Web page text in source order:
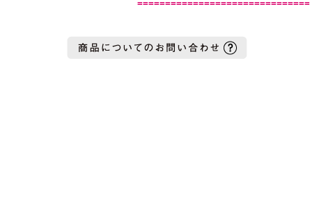
===============================